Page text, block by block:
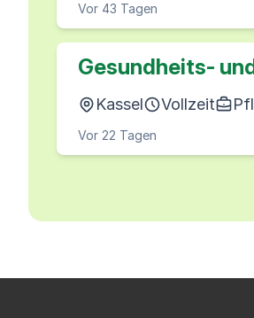
Vor 43 Tagen
Gesundheits-
Kassel Vollzeit
Vor 22 Tagen